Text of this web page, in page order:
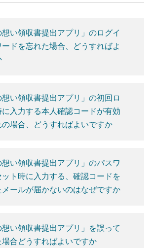
想い領収書提出アプリ」のログイ
ドを忘れた場合、どうすればよ
想い領収書提出アプリ」の初回ロ
入力する本人確認コードが有効
場合、どうすればよいですか
想い領収書提出アプリ」のパスワ
ト時に入力する、確認コードを
ールが届かないのはなぜですか
想い領収書提出アプリ」を誤って
合どうすればよいですか